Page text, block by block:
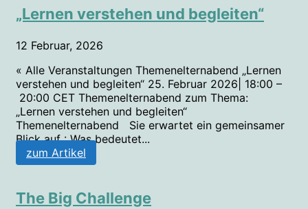
„Lernen verstehen und begleiten“
12 Februar, 2026
« Alle Veranstaltungen Themenelternabend „Lernen
verstehen und begleiten“ 25. Februar 2026| 18:00 –
20:00 CET Themenelternabend zum Thema:
„Lernen verstehen und begleiten“
Themenelternabend Sie erwartet ein gemeinsamer
Blick auf : Was bedeutet...
zum Artikel
The Big Challenge